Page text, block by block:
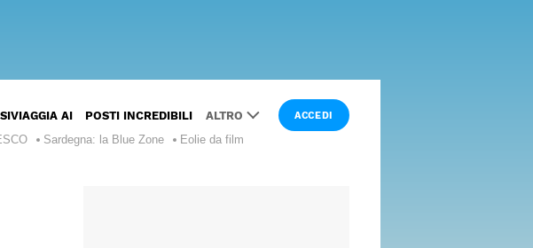
ACCEDI
SIVIAGGIA AI POSTI INCREDIBILI ALTRO
Sardegna: la Blue Zone Eolie da film